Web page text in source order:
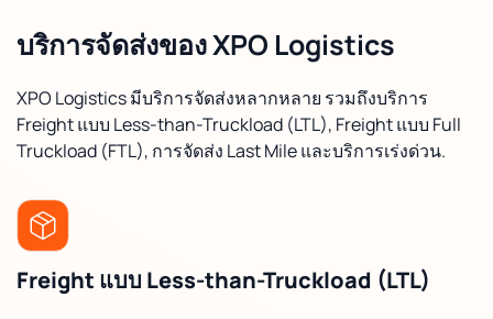
บริการจัดส่งของ XPO Logistics
XPO Logistics มีบริการจัดส่งหลากหลาย รวมถึงบริการ
Freight แบบ Less-than-Truckload (LTL), Freight แบบ Full
Truckload (FTL), การจัดส่ง Last Mile และบริการเร่งด่วน.
Freight แบบ Less-than-Truckload (LTL)